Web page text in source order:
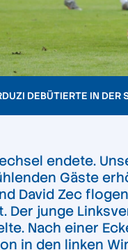
DEBÜTIERTE IN DER
endete.
Gäste
David Zec
Der junge
Nach einer
in den linken